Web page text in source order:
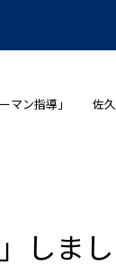
マン指導」
しま